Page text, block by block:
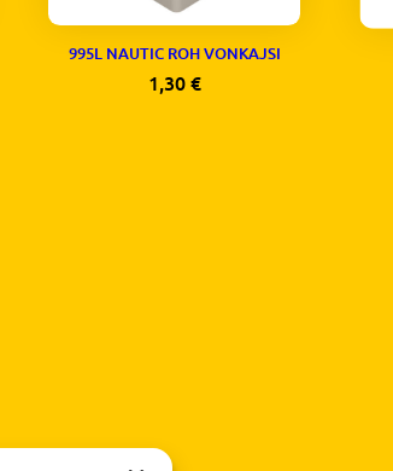
995L NAUTIC ROH VONKAJSI
1,30 €